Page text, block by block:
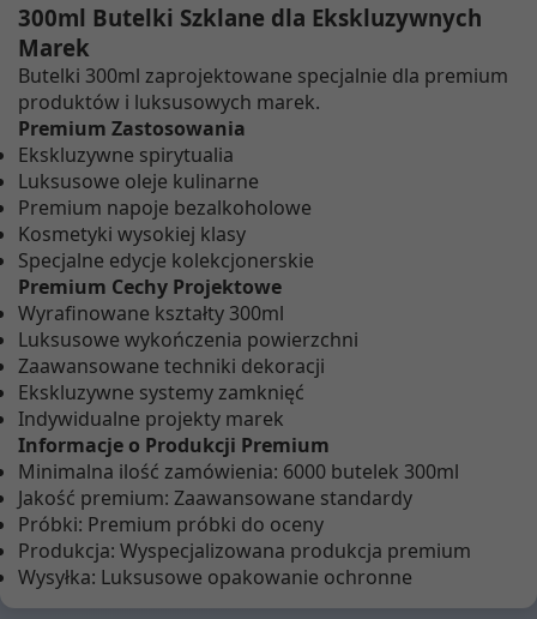
300ml Butelki Szklane dla Ekskluzywnych
Marek
Butelki 300ml zaprojektowane specjalnie dla premium
produktów i luksusowych marek.
Premium Zastosowania
Ekskluzywne spirytualia
Luksusowe oleje kulinarne
Premium napoje bezalkoholowe
Kosmetyki wysokiej klasy
Specjalne edycje kolekcjonerskie
Premium Cechy Projektowe
Wyrafinowane kształty 300ml
Luksusowe wykończenia powierzchni
Zaawansowane techniki dekoracji
Ekskluzywne systemy zamknięć
Indywidualne projekty marek
Informacje o Produkcji Premium
Minimalna ilość zamówienia: 6000 butelek 300ml
Jakość premium: Zaawansowane standardy
Próbki: Premium próbki do oceny
Produkcja: Wyspecjalizowana produkcja premium
Wysyłka: Luksusowe opakowanie ochronne